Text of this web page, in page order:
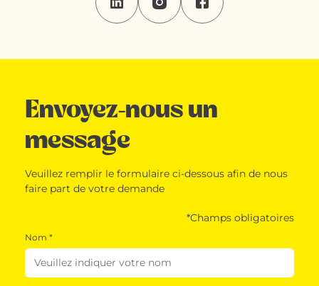
Envoyez-nous un
message
Veuillez remplir le formulaire ci-dessous afin de nous
faire part de votre demande
*Champs obligatoires
Nom *